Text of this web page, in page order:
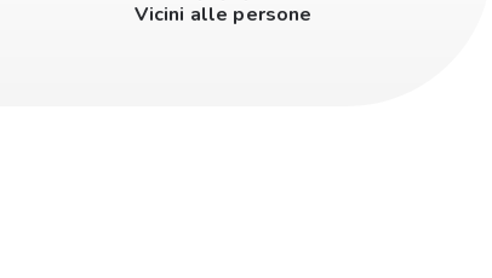
Vicini alle persone